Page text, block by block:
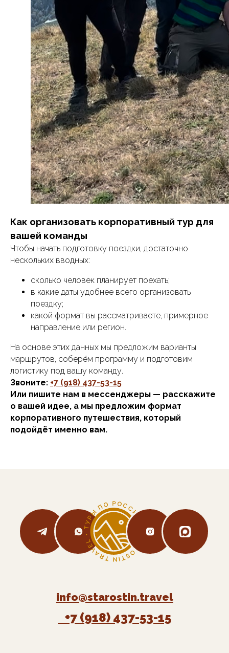
Как организовать корпоративный тур для
вашей команды
Чтобы начать подготовку поездки, достаточно
нескольких вводных:
сколько человек планирует поехать;
в какие даты удобнее всего организовать
поездку;
какой формат вы рассматриваете, примерное
направление или регион.
На основе этих данных мы предложим варианты
маршрутов, соберём программу и подготовим
логистику под вашу команду.
Звоните: +7 (918) 437-53-15
Или пишите нам в мессенджеры — расскажите
о вашей идее, а мы предложим формат
корпоративного путешествия, который
подойдёт именно вам.